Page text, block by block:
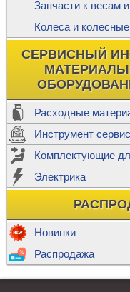
Запчасти к весам
Колеса и
СЕРВИСНЫЙ
Расходные
Инструмент
Комплектующие
Электрика
Новинки
Распродажа